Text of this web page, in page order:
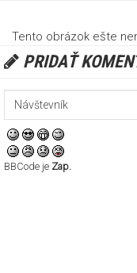
Tento obrázok ešte
PRIDAŤ
BBCode je Zap.